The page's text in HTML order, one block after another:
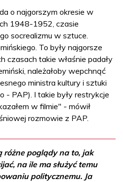
o najgorszym okresie w
1948-1952, czasie
socrealizmu w sztuce.
To były najgorsze
czasach takie właśnie padały
należałoby wepchnąć
ministra kultury i sztuki
- PAP). I takie były restrykcje
w filmie" - mówił
rozmowie z PAP.
różne poglądy na to, jak
na ile ma służyć temu
politycznemu. Ja